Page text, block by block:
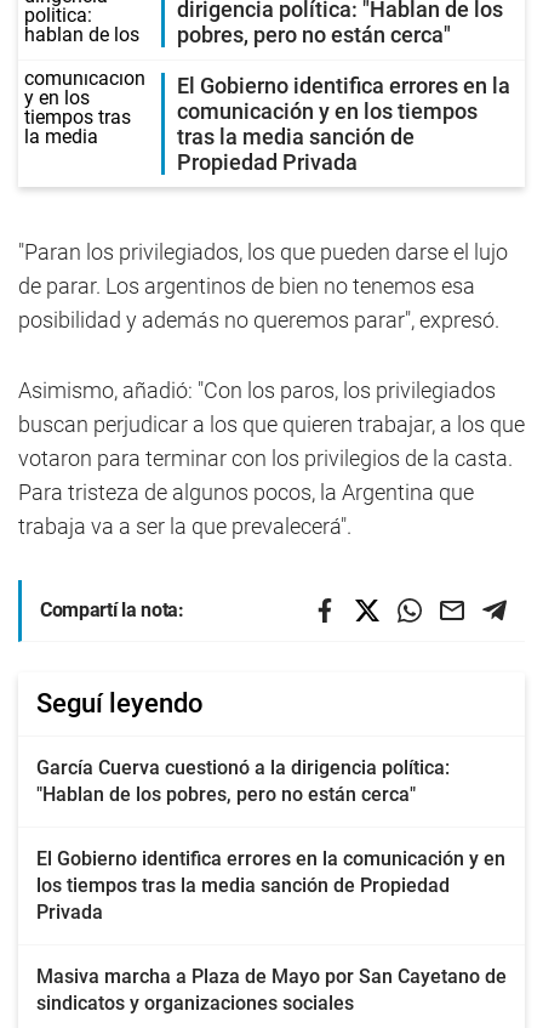
dirigencia política: "Hablan de los
pobres, pero no están cerca"
El Gobierno identifica errores en la
comunicación y en los tiempos
tras la media sanción de
Propiedad Privada
"Paran los privilegiados, los que pueden darse el lujo
de parar. Los argentinos de bien no tenemos esa
posibilidad y además no queremos parar", expresó.
Asimismo, añadió: "Con los paros, los privilegiados
buscan perjudicar a los que quieren trabajar, a los que
votaron para terminar con los privilegios de la casta.
Para tristeza de algunos pocos, la Argentina que
trabaja va a ser la que prevalecerá".
Compartí la nota:
Seguí leyendo
García Cuerva cuestionó a la dirigencia política:
"Hablan de los pobres, pero no están cerca"
El Gobierno identifica errores en la comunicación y en
los tiempos tras la media sanción de Propiedad
Privada
Masiva marcha a Plaza de Mayo por San Cayetano de
sindicatos y organizaciones sociales